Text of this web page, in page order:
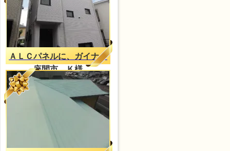
ＡＬＣパネルに、ガイナ
座間市 Ｋ様